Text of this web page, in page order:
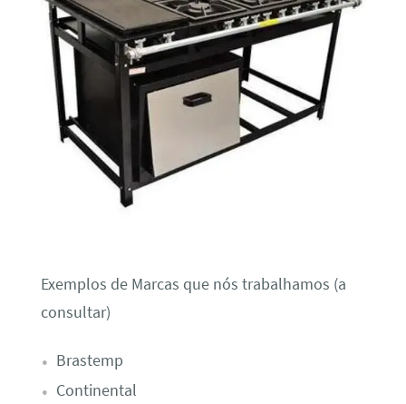
Exemplos de Marcas que nós trabalhamos (a
consultar)
Brastemp
Continental